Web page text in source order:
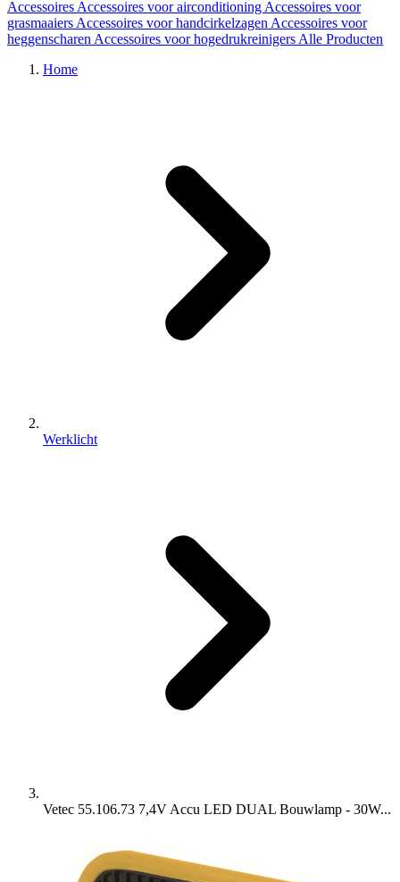
Accessoires Accessoires voor airconditioning Accessoires voor
grasmaaiers Accessoires voor handcirkelzagen Accessoires voor
heggenscharen Accessoires voor hogedrukreinigers Alle Producten
Home
Werklicht
Vetec 55.106.73 7,4V Accu LED DUAL Bouwlamp - 30W...